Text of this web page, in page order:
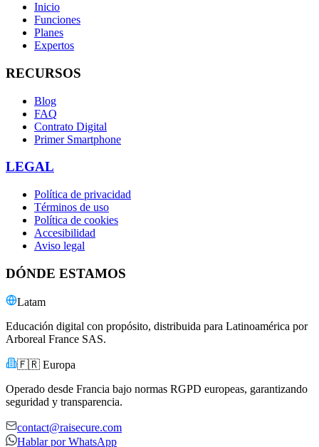
Inicio
Funciones
Planes
Expertos
RECURSOS
Blog
FAQ
Contrato Digital
Primer Smartphone
LEGAL
Política de privacidad
Términos de uso
Política de cookies
Accesibilidad
Aviso legal
DÓNDE ESTAMOS
Latam
Educación digital con propósito, distribuida para Latinoamérica por
Arboreal France SAS.
🇫🇷 Europa
Operado desde Francia bajo normas RGPD europeas, garantizando
seguridad y transparencia.
contact@raisecure.com
Hablar por WhatsApp